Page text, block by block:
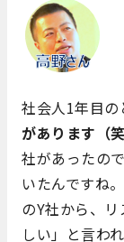
社会人1年目の
があります（笑
社があったの
いたんですね
のY社から、
しい」と言わ